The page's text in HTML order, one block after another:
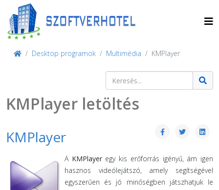
Desktop programok Multimédia KMPlayer
Keresés
KMPlayer letöltés
KMPlayer
A KMPlayeregy kis erőforrás igényű, ám igen
hasznos videólejátszó, amely segítségével
egyszerűen és jó minőségben játszhatjuk le